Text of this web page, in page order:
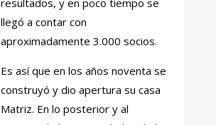
resultados, y en poco tiempo se
llegó a contar con
aproximadamente 3.000 socios.
Es así que en los años noventa se
construyó y dio apertura su casa
Matriz. En lo posterior y al